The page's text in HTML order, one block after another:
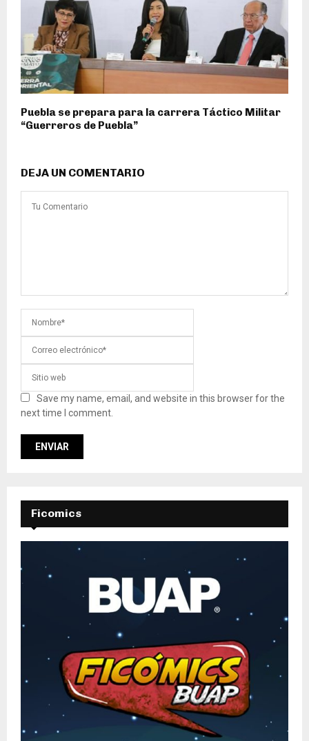
Puebla se prepara para la carrera Táctico Militar
“Guerreros de Puebla”
DEJA UN COMENTARIO
Save my name, email, and website in this browser for the
next time I comment.
Ficomics